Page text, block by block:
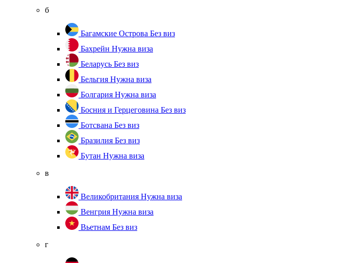
б
Багамские Острова Без виз
Бахрейн Нужна виза
Беларусь Без виз
Бельгия Нужна виза
Болгария Нужна виза
Босния и Герцеговина Без виз
Ботсвана Без виз
Бразилия Без виз
Бутан Нужна виза
в
Великобритания Нужна виза
Венгрия Нужна виза
Вьетнам Без виз
г